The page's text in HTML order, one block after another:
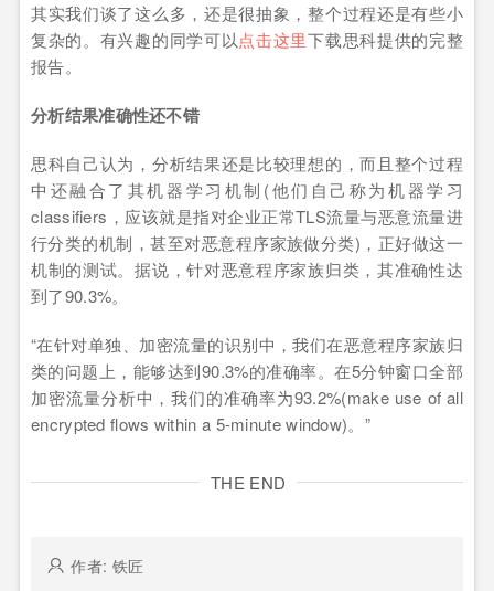
其实我们谈了这么多，还是很抽象，整个过程还是有些小
复杂的。有兴趣的同学可以点击这里下载思科提供的完整
报告。
分析结果准确性还不错
思科自己认为，分析结果还是比较理想的，而且整个过程
中还融合了其机器学习机制(他们自己称为机器学习
classifiers，应该就是指对企业正常TLS流量与恶意流量进
行分类的机制，甚至对恶意程序家族做分类)，正好做这一
机制的测试。据说，针对恶意程序家族归类，其准确性达
到了90.3%。
“在针对单独、加密流量的识别中，我们在恶意程序家族归
类的问题上，能够达到90.3%的准确率。在5分钟窗口全部
加密流量分析中，我们的准确率为93.2%(make use of all
encrypted flows within a 5-minute window)。”
THE END
作者: 铁匠